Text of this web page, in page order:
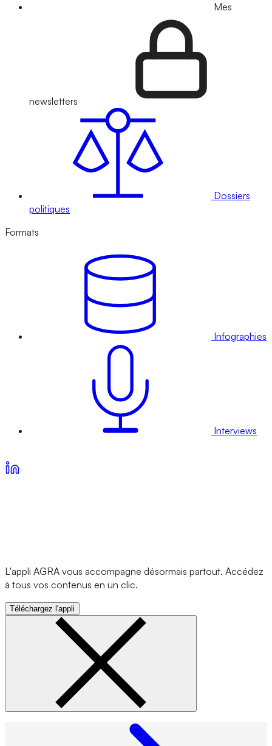
Mes
newsletters
Dossiers
politiques
Formats
Infographies
Interviews
L'appli AGRA vous accompagne désormais partout. Accédez
à tous vos contenus en un clic.
Téléchargez l'appli